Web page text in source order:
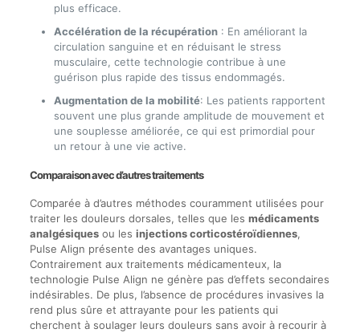
plus efficace.
Accélération de la récupération: En améliorant la
circulation sanguine et en réduisant le stress
musculaire, cette technologie contribue à une
guérison plus rapide des tissus endommagés.
Augmentation de la mobilité: Les patients rapportent
souvent une plus grande amplitude de mouvement et
une souplesse améliorée, ce qui est primordial pour
un retour à une vie active.
Comparaison avec d’autres traitements
Comparée à d’autres méthodes couramment utilisées pour
traiter les douleurs dorsales, telles que les médicaments
analgésiquesou les injections corticostéroïdiennes,
Pulse Align présente des avantages uniques.
Contrairement aux traitements médicamenteux, la
technologie Pulse Align ne génère pas d’effets secondaires
indésirables. De plus, l’absence de procédures invasives la
rend plus sûre et attrayante pour les patients qui
cherchent à soulager leurs douleurs sans avoir à recourir à